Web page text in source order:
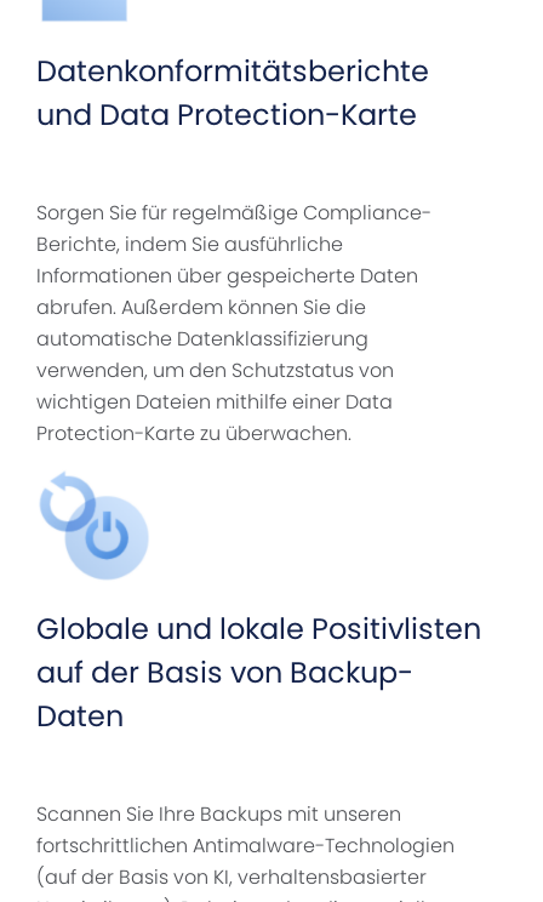
Datenkonformitätsberichte
und Data Protection-Karte
Sorgen Sie für regelmäßige Compliance-
Berichte, indem Sie ausführliche
Informationen über gespeicherte Daten
abrufen. Außerdem können Sie die
automatische Datenklassifizierung
verwenden, um den Schutzstatus von
wichtigen Dateien mithilfe einer Data
Protection-Karte zu überwachen.
Globale und lokale Positivlisten
auf der Basis von Backup-
Daten
Scannen Sie Ihre Backups mit unseren
fortschrittlichen Antimalware-Technologien
(auf der Basis von KI, verhaltensbasierter